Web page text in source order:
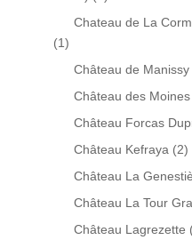
Chateau de La
(1)
Château de Manissy
Château des Moines
Château Forcas
Château Kefraya (2)
Château La
Château La Tour
Château Lagrezette